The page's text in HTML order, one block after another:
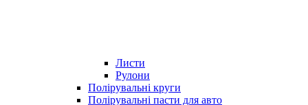
Листи
Рулони
Полірувальні круги
Полірувальні пасти для авто